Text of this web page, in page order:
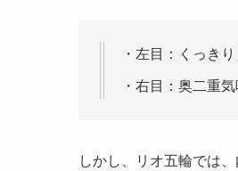
・左目：くっき
・右目：奥二重
しかし、リオ五輪では